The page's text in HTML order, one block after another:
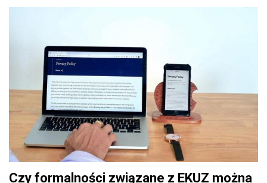
Czy formalności związane z EKUZ można